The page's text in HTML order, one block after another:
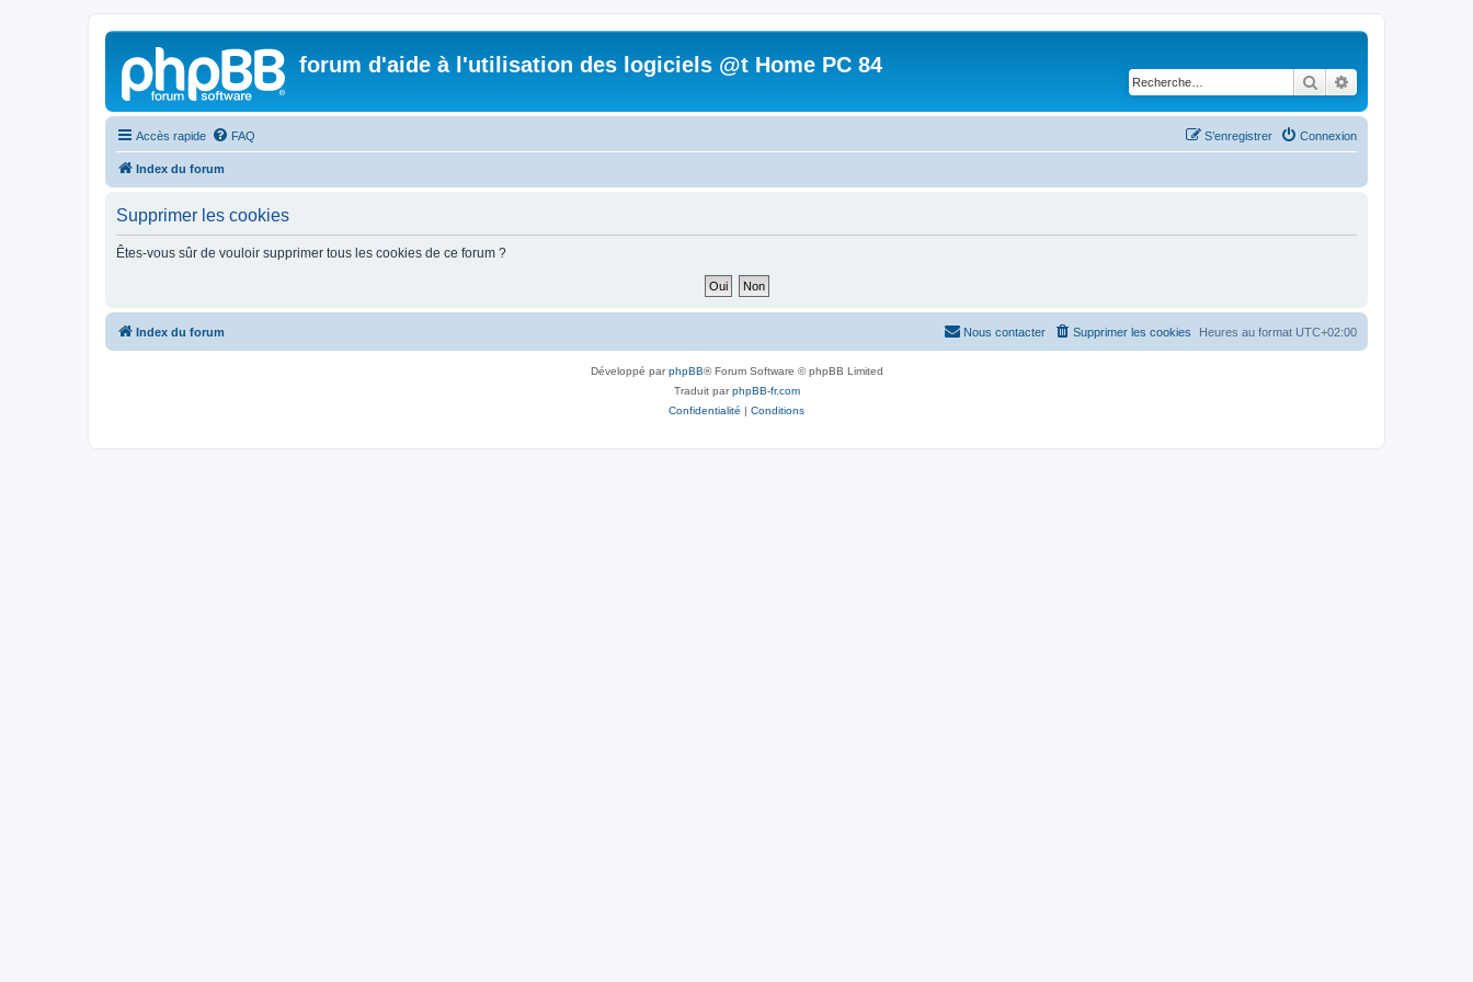
forum d'aide à l'utilisation des logiciels @t Home PC 84
Rechercher
Accès rapide FAQ Connexion
S’enregistrer
Index du forum
Supprimer les cookies
Êtes-vous sûr de vouloir supprimer tous les cookies de ce forum ?
Index du forum Heures au format UTC+02:00
Supprimer les cookies
Nous contacter
Développé parphpBB® Forum Software © phpBB Limited
Traduit parphpBB-fr.com
Confidentialité | Conditions